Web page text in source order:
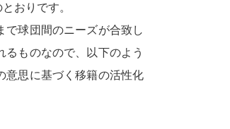
おりです。
球団間のニーズが合致し
ものなので、以下のよう
意思に基づく移籍の活性化